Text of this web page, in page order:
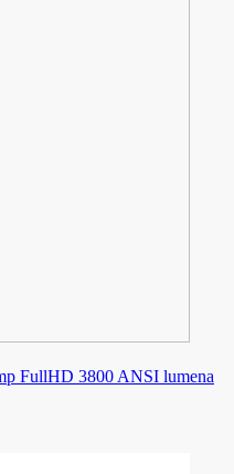
FullHD 3800 ANSI lumena